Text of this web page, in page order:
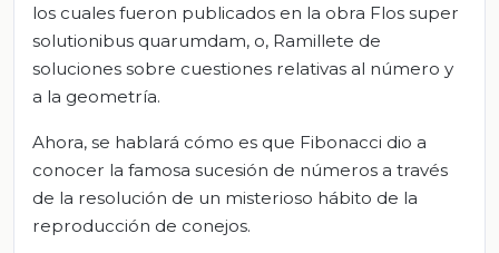
los cuales fueron publicados en la obra Flos super
solutionibus quarumdam, o, Ramillete de
soluciones sobre cuestiones relativas al número y
a la geometría.
Ahora, se hablará cómo es que Fibonacci dio a
conocer la famosa sucesión de números a través
de la resolución de un misterioso hábito de la
reproducción de conejos.